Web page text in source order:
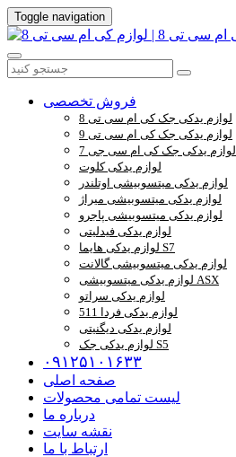
Toggle navigation
فروش تخصصی
لوازم یدکی جک کی ام سی تی 8
لوازم یدکی جک کی ام سی تی 9
لوازم یدکی جک کی ام سی جی 7
لوازم یدکی کلوت
لوازم یدکی میتسوبیشی اوتلندر
لوازم یدکی میتسوبیشی میراژ
لوازم یدکی میتسوبیشی پاجرو
لوازم یدکی فیدلیتی
لوازم یدکی هایما S7
لوازم یدکی میتسوبیشی گالانت
لوازم یدکی میتسوبیشی ASX
لوازم یدکی سراتو
لوازم یدکی فردا 511
لوازم یدکی دیگنیتی
لوازم یدکی جک S5
۰۹۱۲۵۱۰۱۶۳۳
صفحه اصلی
لیست تمامی محصولات
درباره ما
نقشه سایت
ارتباط با ما